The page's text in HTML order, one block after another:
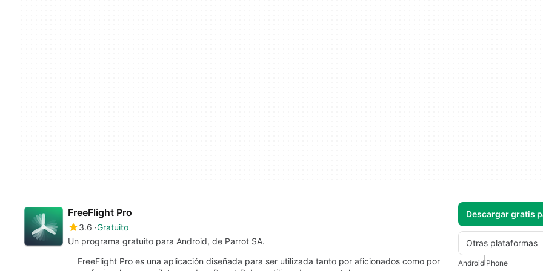
FreeFlight Pro
3.6 Gratuito
Un programa gratuito para Android, de Parrot SA.
Descargar gratis
Otras plataformas
FreeFlight Pro es una aplicación diseñada para ser utilizada tanto por aficionados como por
AndroidiPhone